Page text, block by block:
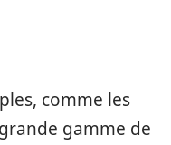
comme les
gamme de